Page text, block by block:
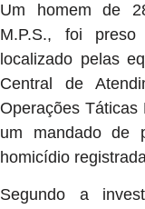
Um homem de
M.P.S., foi
localizado pelas
Central de
Operações Táticas
um mandado de
homicídio
Segundo a